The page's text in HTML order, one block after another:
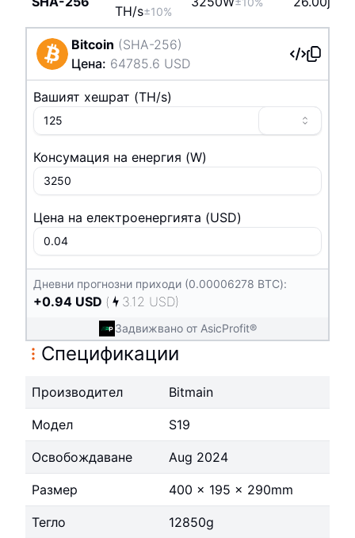
TH/s±10%
Bitcoin (SHA-256)
Цена: 64785.6 USD
Вашият хешрат (TH/s)
Консумация на енергия (W)
Цена на електроенергията (USD)
Дневни прогнозни приходи (0.00006278 BTC):
+0.94 USD ( 3.12 USD)
Задвижвано от AsicProfit®
Спецификации
Производител Bitmain
Модел S19
Освобождаване Aug 2024
Размер 400 x 195 x 290mm
Тегло 12850g